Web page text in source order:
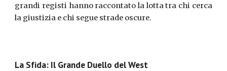
grandi registi hanno raccontato la lotta tra chi cerca
la giustizia e chi segue strade oscure.
La Sfida: Il Grande Duello del West